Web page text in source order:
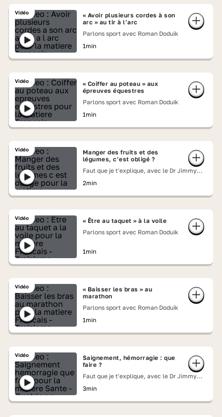
Vidéo
« Avoir plusieurs cordes à son
arc » au tir à l’arc
Parlons sport avec Roman Doduik
1min
Vidéo
« Coiffer au poteau » aux
épreuves équestres
Parlons sport avec Roman Doduik
1min
Vidéo
Manger des fruits et des
légumes, c’est obligé ?
Faut que je t'explique, avec le Dr Jimmy
2min
Vidéo
« Être au taquet » à la voile
Parlons sport avec Roman Doduik
1min
Vidéo
« Baisser les bras » au
marathon
Parlons sport avec Roman Doduik
1min
Vidéo
Saignement, hémorragie : que
faire ?
Faut que je t'explique, avec le Dr Jimmy
3min